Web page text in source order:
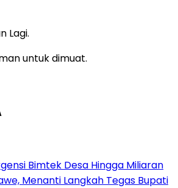
Lagi.
untuk dimuat.